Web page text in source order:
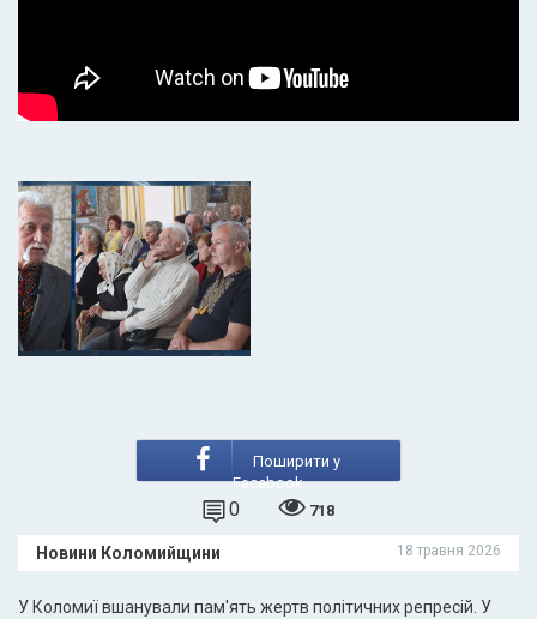
Поширити у
Facebook
0 718
Новини Коломийщини 18 травня 2026
У Коломиї вшанували пам'ять жертв політичних репресій. У